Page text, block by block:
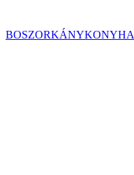
BOSZORKÁNYKONYHA